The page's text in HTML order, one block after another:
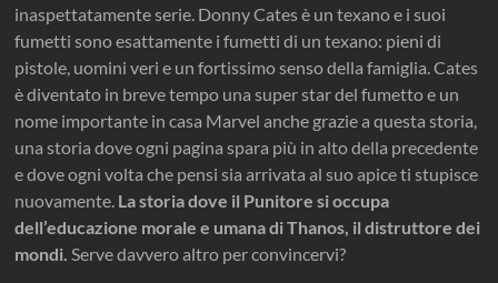
inaspettatamente serie. Donny Cates è un texano e i suoi
fumetti sono esattamente i fumetti di un texano: pieni di
pistole, uomini veri e un fortissimo senso della famiglia. Cates
è diventato in breve tempo una super star del fumetto e un
nome importante in casa Marvel anche grazie a questa storia,
una storia dove ogni pagina spara più in alto della precedente
e dove ogni volta che pensi sia arrivata al suo apice ti stupisce
nuovamente. La storia dove il Punitore si occupa
dell’educazione morale e umana di Thanos, il distruttore dei
mondi. Serve davvero altro per convincervi?